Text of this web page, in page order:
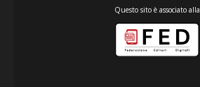
Questo sito è associato alla